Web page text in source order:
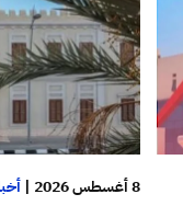
8 أغسطس 2026 |